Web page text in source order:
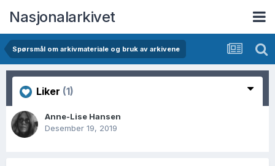
Nasjonalarkivet
Spørsmål om arkivmateriale og bruk av arkivene
Liker (1)
Anne-Lise Hansen
Desember 19, 2019